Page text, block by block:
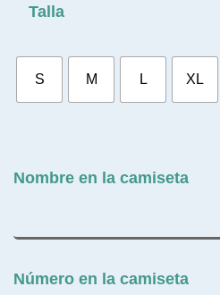
Talla
S M L XL
Nombre en la camiseta
Número en la camiseta